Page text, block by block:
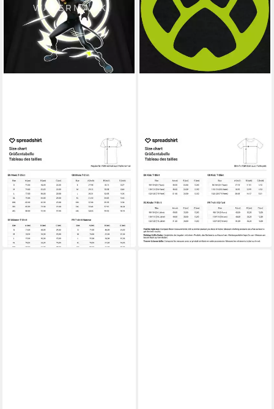
SPREADSHIRT
T-Shirt Miraculous Cat Noir
Adrien Superheld Männer T-
Shirt (1-tlg)
23,99 €
lieferbar - in 5-6 Werktagen bei dir
SPREADSHIRT
T-Shirt Miraculous Cat Noir
Umrisse Front- & Backprint
Kinder T-Shirt (1-tlg)
26,99 €
lieferbar - in 5-6 Werktagen bei dir